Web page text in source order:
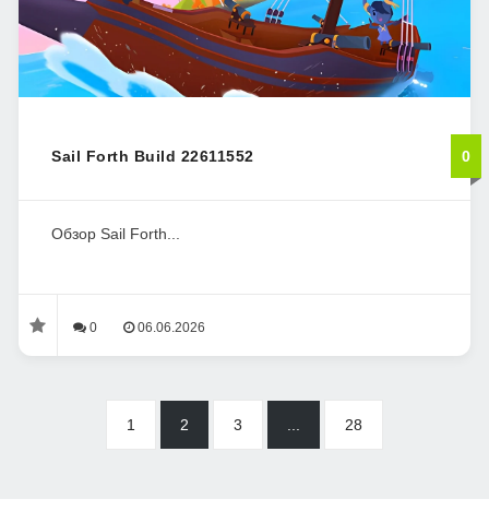
Sail Forth Build 22611552 0
Обзор Sail Forth...
0 06.06.2026
1 2 3 28